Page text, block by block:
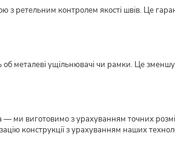
ретельним контролем якості швів. Це
металеві ущільнювачі чи рамки. Це
виготовимо з урахуванням точних
конструкції з урахуванням наших